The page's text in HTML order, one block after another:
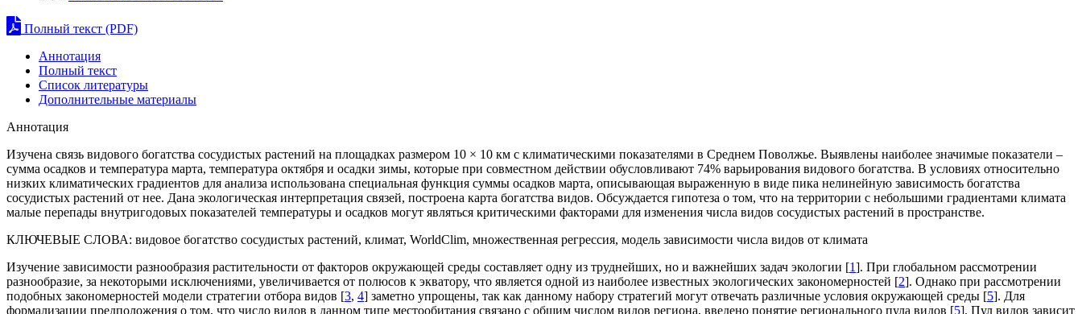
Полный текст (PDF)
Аннотация
Полный текст
Список литературы
Дополнительные материалы
Аннотация
Изучена связь видового богатства сосудистых растений на площадках размером 10 × 10 км с климатическими показателями в Среднем Поволжье. Выявлены наиболее значимые показатели –
сумма осадков и температура марта, температура октября и осадки зимы, которые при совместном действии обусловливают 74% варьирования видового богатства. В условиях относительно
низких климатических градиентов для анализа использована специальная функция суммы осадков марта, описывающая выраженную в виде пика нелинейную зависимость богатства
сосудистых растений от нее. Дана экологическая интерпретация связей, построена карта богатства видов. Обсуждается гипотеза о том, что на территории с небольшими градиентами климата
малые перепады внутригодовых показателей температуры и осадков могут являться критическими факторами для изменения числа видов сосудистых растений в пространстве.
КЛЮЧЕВЫЕ СЛОВА: видовое богатство сосудистых растений, климат, WorldClim, множественная регрессия, модель зависимости числа видов от климата
Изучение зависимости разнообразия растительности от факторов окружающей среды составляет одну из труднейших, но и важнейших задач экологии [1]. При глобальном рассмотрении
разнообразие, за некоторыми исключениями, увеличивается от полюсов к экватору, что является одной из наиболее известных экологических закономерностей [2]. Однако при рассмотрении
подобных закономерностей модели стратегии отбора видов [3, 4] заметно упрощены, так как данному набору стратегий могут отвечать различные условия окружающей среды [5]. Для
формализации предположения о том, что число видов в данном типе местообитания связано с общим числом видов региона, введено понятие регионального пула видов [5]. Пул видов зависит